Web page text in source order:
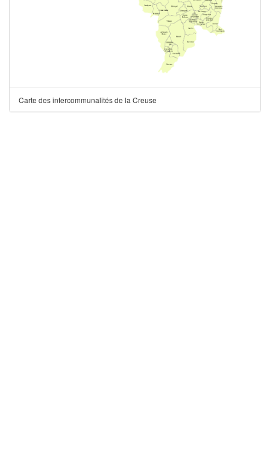
Carte des intercommunalités de la Creuse